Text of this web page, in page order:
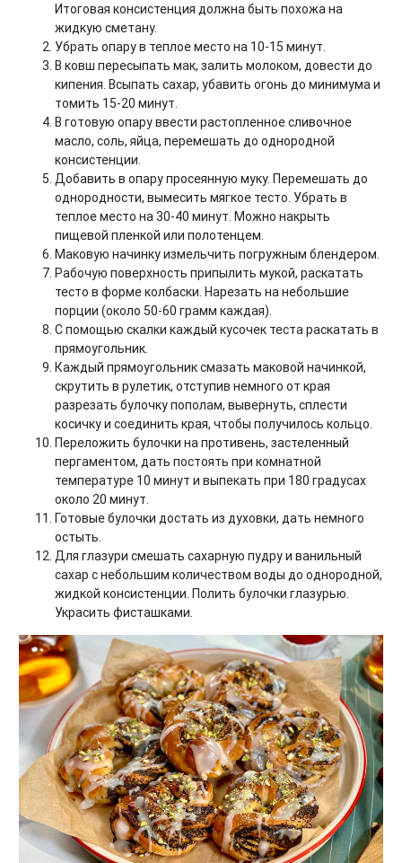
Итоговая консистенция должна быть похожа на
жидкую сметану.
Убрать опару в теплое место на 10-15 минут.
В ковш пересыпать мак, залить молоком, довести до
кипения. Всыпать сахар, убавить огонь до минимума и
томить 15-20 минут.
В готовую опару ввести растопленное сливочное
масло, соль, яйца, перемешать до однородной
консистенции.
Добавить в опару просеянную муку. Перемешать до
однородности, вымесить мягкое тесто. Убрать в
теплое место на 30-40 минут. Можно накрыть
пищевой пленкой или полотенцем.
Маковую начинку измельчить погружным блендером.
Рабочую поверхность припылить мукой, раскатать
тесто в форме колбаски. Нарезать на небольшие
порции (около 50-60 грамм каждая).
С помощью скалки каждый кусочек теста раскатать в
прямоугольник.
Каждый прямоугольник смазать маковой начинкой,
скрутить в рулетик, отступив немного от края
разрезать булочку пополам, вывернуть, сплести
косичку и соединить края, чтобы получилось кольцо.
Переложить булочки на противень, застеленный
пергаментом, дать постоять при комнатной
температуре 10 минут и выпекать при 180 градусах
около 20 минут.
Готовые булочки достать из духовки, дать немного
остыть.
Для глазури смешать сахарную пудру и ванильный
сахар с небольшим количеством воды до однородной,
жидкой консистенции. Полить булочки глазурью.
Украсить фисташками.